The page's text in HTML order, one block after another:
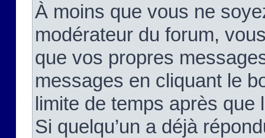
À moins que vous ne
modérateur du forum,
que vos propres
messages en cliquant le
limite de temps après que
Si quelqu’un a déjà